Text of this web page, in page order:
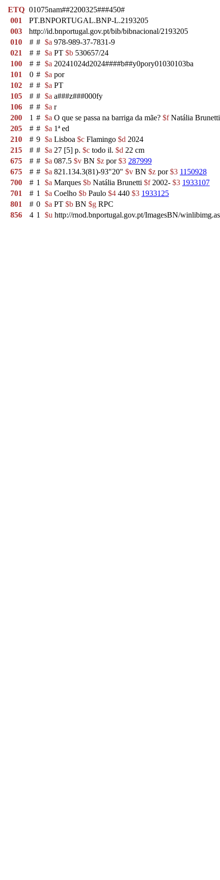
ETQ 01075nam##2200325###450#
001
PT.BNPORTUGAL.BNP-L.2193205
003
http://id.bnportugal.gov.pt/bib/bibnacional/2193205
010
# # $a 978-989-37-7831-9
021
# # $a PT $b 530657/24
100
# # $a 20241024d2024####b##y0pory01030103ba
101
0 # $a por
102
# # $a PT
105
# # $a a###z###000fy
106
# # $a r
200
1 # $a O que se passa na barriga da mãe? $fNatália
205
# # $a 1ª ed
210
# 9 $a Lisboa $c Flamingo $d 2024
215
# # $a 27 [5] p. $c todo il. $d 22 cm
675
# # $a 087.5 $v BN $z por$3 287999
675
# # $a 821.134.3(81)-93"20" $v BN $z por$3 1150928
700
# 1 $a Marques $b Natália Brunetti $f2002- $3 1933107
701
# 1 $a Coelho $b Paulo $4 440 $3 1933125
801
# 0 $a PT $b BN $g RPC
856
4 1 $u http://rnod.bnportugal.gov.pt/ImagesBN/